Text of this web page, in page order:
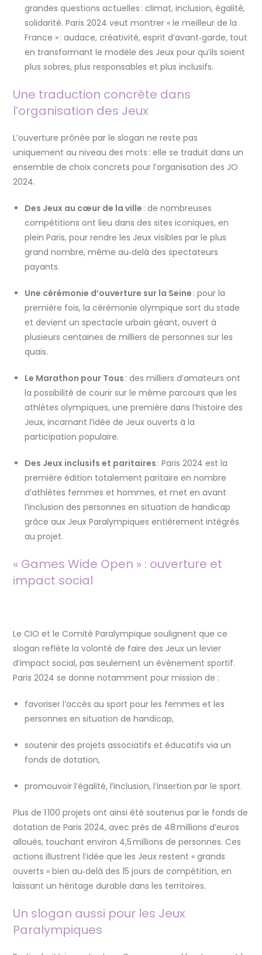
grandes questions actuelles : climat, inclusion, égalité,
solidarité. Paris 2024 veut montrer « le meilleur de la
France » : audace, créativité, esprit d’avant‑garde, tout
en transformant le modèle des Jeux pour qu’ils soient
plus sobres, plus responsables et plus inclusifs.
Une traduction concrète dans
l’organisation des Jeux
L’ouverture prônée par le slogan ne reste pas
uniquement au niveau des mots : elle se traduit dans un
ensemble de choix concrets pour l’organisation des JO
2024.
Des Jeux au cœur de la ville : de nombreuses
compétitions ont lieu dans des sites iconiques, en
plein Paris, pour rendre les Jeux visibles par le plus
grand nombre, même au‑delà des spectateurs
payants.
Une cérémonie d’ouverture sur la Seine : pour la
première fois, la cérémonie olympique sort du stade
et devient un spectacle urbain géant, ouvert à
plusieurs centaines de milliers de personnes sur les
quais.
Le Marathon pour Tous : des milliers d’amateurs ont
la possibilité de courir sur le même parcours que les
athlètes olympiques, une première dans l’histoire des
Jeux, incarnant l’idée de Jeux ouverts à la
participation populaire.
Des Jeux inclusifs et paritaires : Paris 2024 est la
première édition totalement paritaire en nombre
d’athlètes femmes et hommes, et met en avant
l’inclusion des personnes en situation de handicap
grâce aux Jeux Paralympiques entièrement intégrés
au projet.
« Games Wide Open » : ouverture et
impact social
Le CIO et le Comité Paralympique soulignent que ce
slogan reflète la volonté de faire des Jeux un levier
d’impact social, pas seulement un évènement sportif.
Paris 2024 se donne notamment pour mission de :
favoriser l’accès au sport pour les femmes et les
personnes en situation de handicap,
soutenir des projets associatifs et éducatifs via un
fonds de dotation,
promouvoir l’égalité, l’inclusion, l’insertion par le sport.
Plus de 1 100 projets ont ainsi été soutenus par le fonds de
dotation de Paris 2024, avec près de 48 millions d’euros
alloués, touchant environ 4,5 millions de personnes. Ces
actions illustrent l’idée que les Jeux restent « grands
ouverts » bien au‑delà des 15 jours de compétition, en
laissant un héritage durable dans les territoires.
Un slogan aussi pour les Jeux
Paralympiques